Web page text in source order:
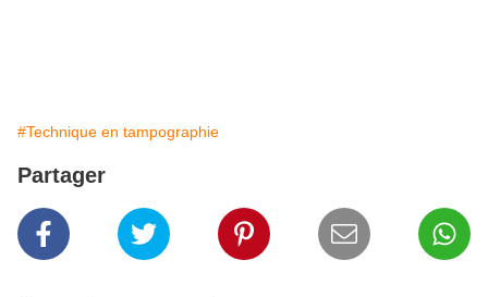
#Technique en tampographie
Partager